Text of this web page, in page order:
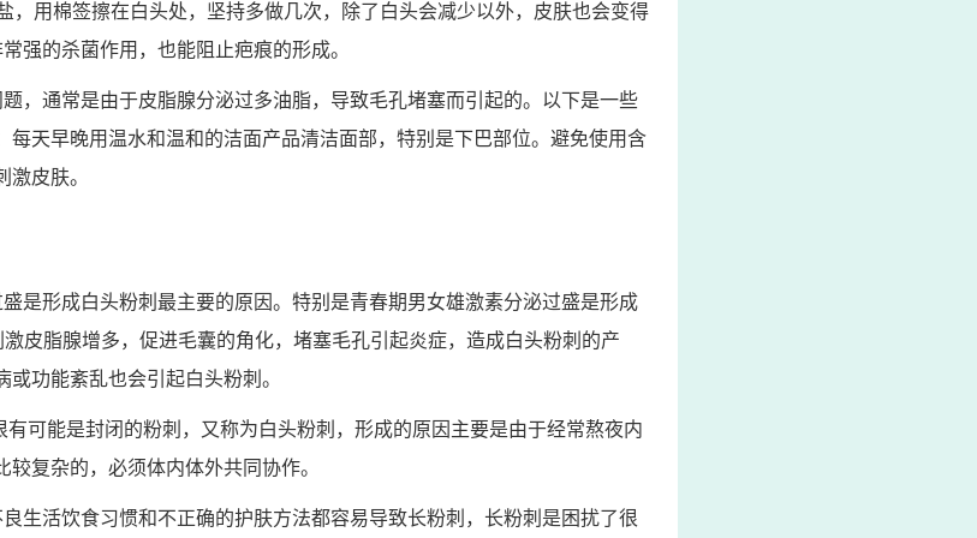
，用棉签擦在白头处，坚持多做几次，除了白头会减少以外，皮肤也会变得
强的杀菌作用，也能阻止疤痕的形成。
，通常是由于皮脂腺分泌过多油脂，导致毛孔堵塞而引起的。以下是一些
每天早晚用温水和温和的洁面产品清洁面部，特别是下巴部位。避免使用含
皮肤。
是形成白头粉刺最主要的原因。特别是青春期男女雄激素分泌过盛是形成
皮脂腺增多，促进毛囊的角化，堵塞毛孔引起炎症，造成白头粉刺的产
功能紊乱也会引起白头粉刺。
可能是封闭的粉刺，又称为白头粉刺，形成的原因主要是由于经常熬夜内
复杂的，必须体内体外共同协作。
生活饮食习惯和不正确的护肤方法都容易导致长粉刺，长粉刺是困扰了很